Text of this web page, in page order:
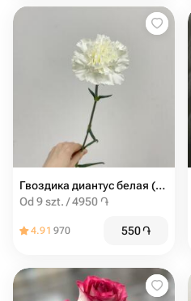
Гвоздика диантус белая (от 9шт)
Od 9 szt. / 4950 ֏
4.91 970 550֏